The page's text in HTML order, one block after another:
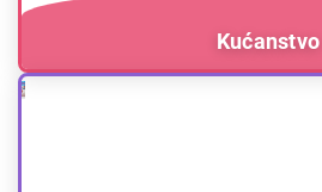
Kućanstvo